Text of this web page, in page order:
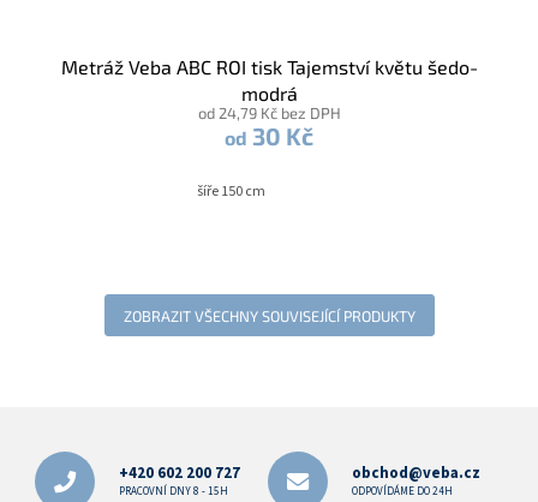
Metráž Veba ABC ROI tisk Tajemství květu šedo-
modrá
od 24,79 Kč bez DPH
od 30 Kč
šíře 150 cm
ZOBRAZIT VŠECHNY SOUVISEJÍCÍ PRODUKTY
+420 602 200 727
PRACOVNÍ DNY 8 - 15H
obchod@veba.cz
ODPOVÍDÁME DO 24H